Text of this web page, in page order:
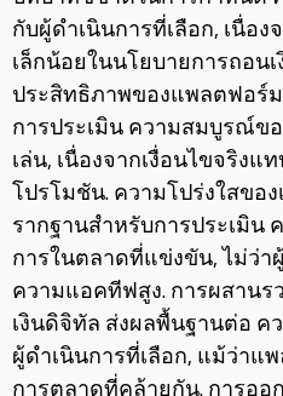
กับผู้ดำเนินการที่เลือก, เนื่อ
เล็กน้อยในนโยบายการถอน
ประสิทธิภาพของแพลตฟอร์
การประเมิน ความสมบูรณ์ข
เล่น, เนื่องจากเงื่อนไขจริง
โปรโมชัน. ความโปร่งใสขอ
รากฐานสำหรับการประเมิน
การในตลาดที่แข่งขัน, ไม่ว่า
ความแอคทีฟสูง. การผสานร
เงินดิจิทัล ส่งผลพื้นฐานต่อ ค
ผู้ดำเนินการที่เลือก, แม้ว่า
การตลาดที่คล้ายกัน. การอ